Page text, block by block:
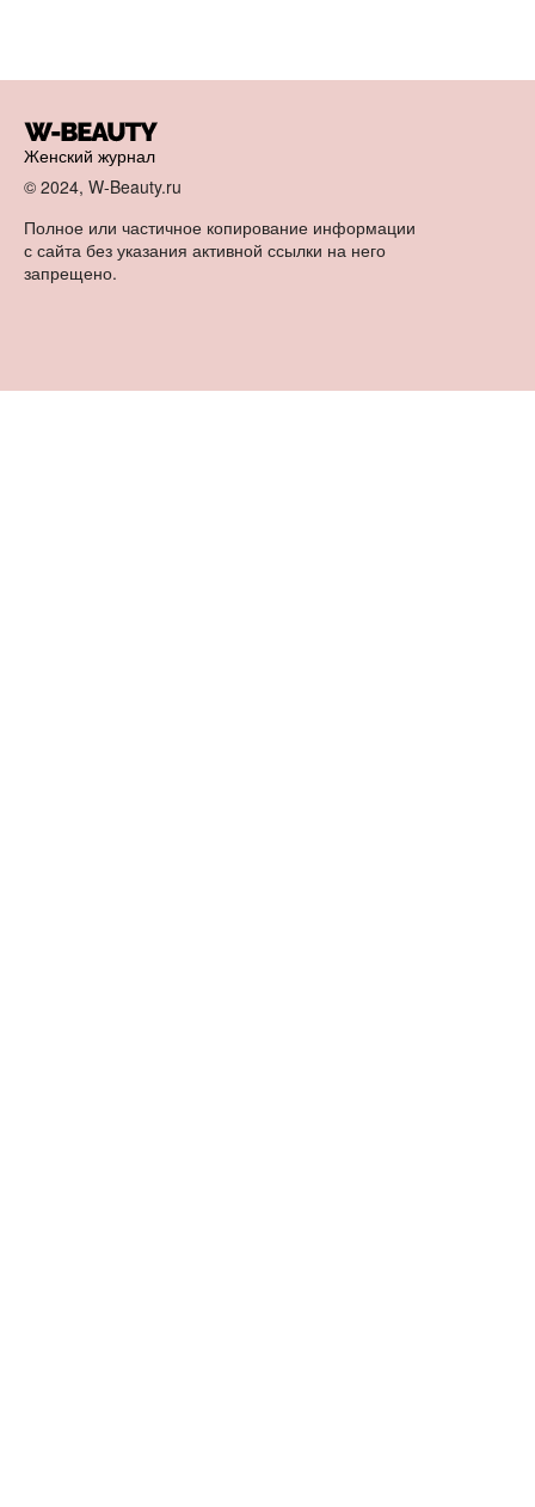
Женский журнал
© 2024, W-Beauty.ru
Полное или частичное копирование информации
с сайта без указания активной ссылки на него
запрещено.